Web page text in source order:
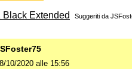
Black Extended Suggeriti da
10/2020 alle 15:56